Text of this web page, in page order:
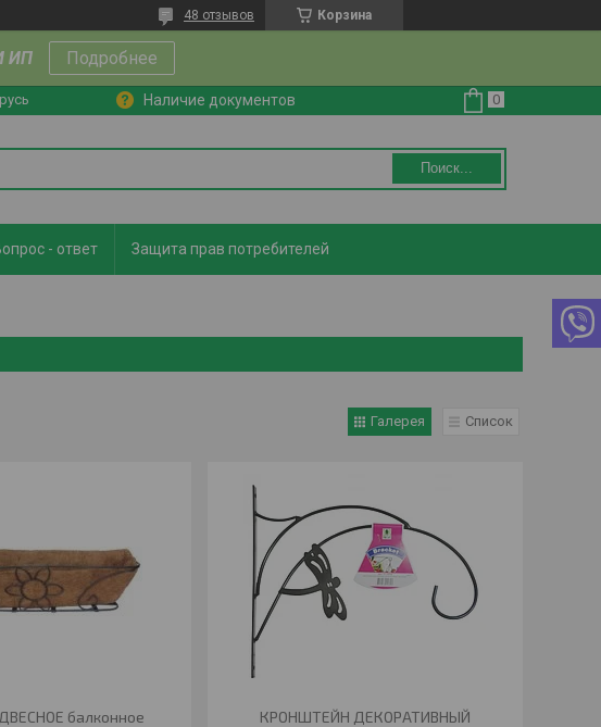
Корзина
48 отзывов
ИП Подробнее
Наличие документов
Поиск...
- ответ Защита прав потребителей
Галерея Список
балконное
КРОНШТЕЙН ДЕКОРАТИВНЫЙ